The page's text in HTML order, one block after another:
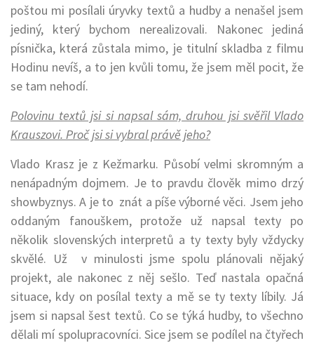
poštou mi posílali úryvky textů a hudby a nenašel jsem
jediný, který bychom nerealizovali. Nakonec jediná
písnička, která zůstala mimo, je titulní skladba z filmu
Hodinu nevíš, a to jen kvůli tomu, že jsem měl pocit, že
se tam nehodí.
Polovinu textů jsi si napsal sám, druhou jsi svěřil Vlado
Krauszovi. Proč jsi si vybral právě jeho?
Vlado Krasz je z Kežmarku. Působí velmi skromným a
nenápadným dojmem. Je to pravdu člověk mimo drzý
showbyznys. A je to znát a píše výborné věci. Jsem jeho
oddaným fanouškem, protože už napsal texty po
několik slovenských interpretů a ty texty byly vždycky
skvělé. Už v minulosti jsme spolu plánovali nějaký
projekt, ale nakonec z něj sešlo. Teď nastala opačná
situace, kdy on posílal texty a mě se ty texty líbily. Já
jsem si napsal šest textů. Co se týká hudby, to všechno
dělali mí spolupracovníci. Sice jsem se podílel na čtyřech